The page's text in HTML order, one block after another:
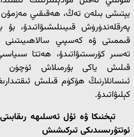
يېتىشى بىلەن تەڭ، ھەقىقىي
پەرقلەندۈرۈش قىيىنلىشىۋاتىدۇ، بۇ
قىممىتى ۋە كەسپىي سالاھىيىتىنى
تەسىر كۆرسىتىۋاتىدۇ، ھەتتا
قىلىش ياكى بۇرمىلاش ئۈچۈن
ئىنسانلارنىڭ ھۆكۈم قىلىش
كېلىۋاتىدۇ.
تېخنىكا ۋە ئۇل ئەسلىھە
ئوتتۇرىسىدىكى تىركىشىش